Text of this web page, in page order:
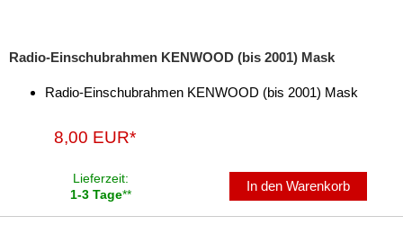
Radio-Einschubrahmen KENWOOD (bis 2001) Mask
Radio-Einschubrahmen KENWOOD (bis 2001) Mask
8,00 EUR*
Lieferzeit:
1-3 Tage**
In den Warenkorb